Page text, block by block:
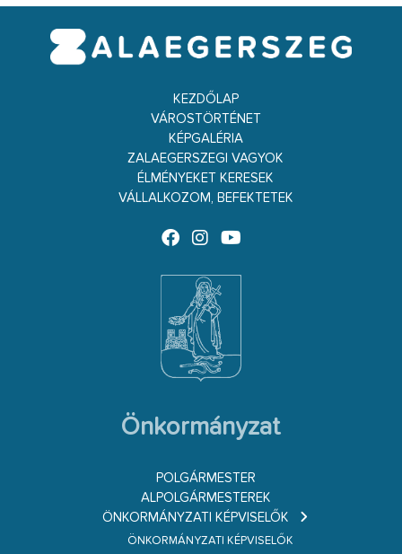
KEZDŐLAP
VÁROSTÖRTÉNET
KÉPGALÉRIA
ZALAEGERSZEGI VAGYOK
ÉLMÉNYEKET KERESEK
VÁLLALKOZOM, BEFEKTETEK
Önkormányzat
POLGÁRMESTER
ALPOLGÁRMESTEREK
ÖNKORMÁNYZATI KÉPVISELŐK
ÖNKORMÁNYZATI KÉPVISELŐK